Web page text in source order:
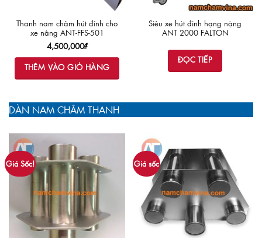
Thanh nam châm hút đinh cho
xe nâng ANT-FFS-501
4,500,000₫
THÊM VÀO GIỎ HÀNG
Siêu xe hút đinh hạng nặng
ANT 2000 FALTON
ĐỌC TIẾP
DÀN NAM CHÂM THANH
Giá Sốc! Giá sốc